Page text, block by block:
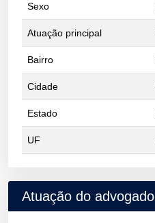
Sexo
Atuação principal
Bairro
Cidade
Estado
UF
Atuação do advogado